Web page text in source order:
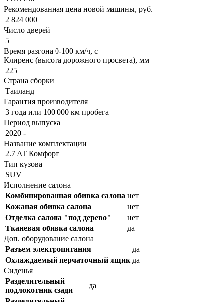
Рекомендованная цена новой машины, руб.
2 824 000
Число дверей
5
Время разгона 0-100 км/ч, с
Клиренс (высота дорожного просвета), мм
225
Страна сборки
Таиланд
Гарантия производителя
3 года или 100 000 км пробега
Период выпуска
2020 -
Название комплектации
2.7 AT Комфорт
Тип кузова
SUV
Исполнение салона
Комбинированная обивка салона нет
Кожаная обивка салона
нет
Отделка салона "под дерево"
нет
Тканевая обивка салона
да
Доп. оборудование салона
Разъем электропитания
да
Охлаждаемый перчаточный ящик да
Сиденья
Разделительный
подлокотник сзади
да